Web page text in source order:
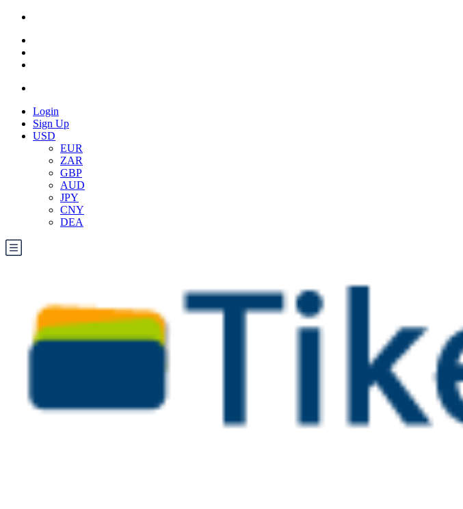
Login
Sign Up
USD
EUR
ZAR
GBP
AUD
JPY
CNY
DEA